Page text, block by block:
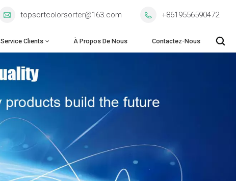
topsortcolorsorter@163.com +8619556590472
Service Clients À Propos De Nous Contactez-Nous